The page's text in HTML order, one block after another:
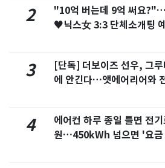
2
"10억 버는데 9억 써요
♥닉스女 3:3 단체소개팅
3
[단독] 더보이즈 선우, 그루
에 안긴다…앳에어리어와
4
에어컨 하루 종일 틀면 전
원…450kWh 넘으면 '요금